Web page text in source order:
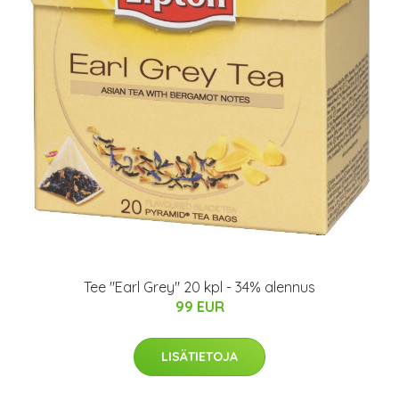
Tee "Earl Grey" 20 kpl - 34% alennus
99 EUR
LISÄTIETOJA